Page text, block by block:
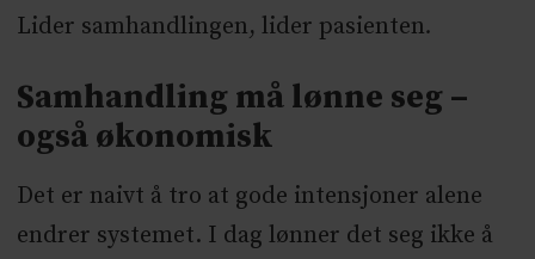
Lider samhandlingen, lider pasienten.
Samhandling må lønne seg –
også økonomisk
Det er naivt å tro at gode intensjoner alene
endrer systemet. I dag lønner det seg ikke å